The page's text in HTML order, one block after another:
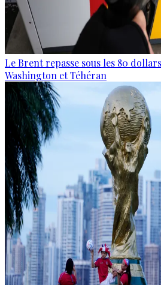
Le Brent repasse sous les 80
Washington et Téhéran